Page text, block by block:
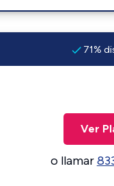
71%
Ver
o llamar